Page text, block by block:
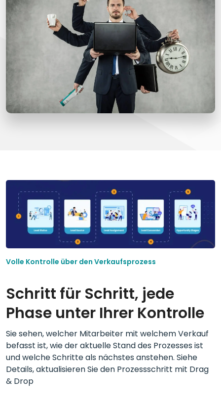
Volle Kontrolle über den Verkaufsprozess
Schritt für Schritt, jede
Phase unter Ihrer Kontrolle
Sie sehen, welcher Mitarbeiter mit welchem Verkauf
befasst ist, wie der aktuelle Stand des Prozesses ist
und welche Schritte als nächstes anstehen. Siehe
Details, aktualisieren Sie den Prozessschritt mit Drag
& Drop